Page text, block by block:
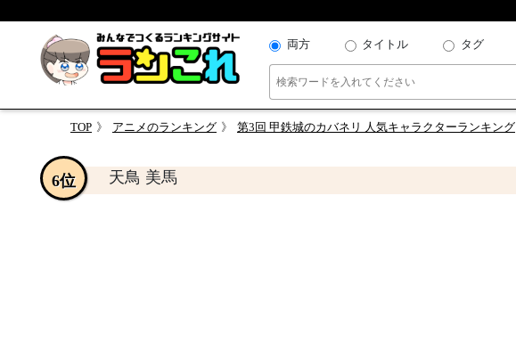
両方 タイトル タグ
TOP アニメのランキング 第3回 甲鉄城のカバネリ 人気キャラクターランキング
天鳥 美馬
6位